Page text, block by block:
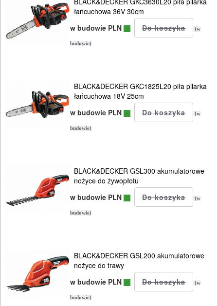
łańcuchowa 36V 30cm
w budowie PLN
(w
budowie)
BLACK&DECKER GKC1825L20 piła pilarka
łańcuchowa 18V 25cm
w budowie PLN
(w
budowie)
BLACK&DECKER GSL300 akumulatorowe
nożyce do żywopłotu
w budowie PLN
(w
budowie)
BLACK&DECKER GSL200 akumulatorowe
nożyce do trawy
w budowie PLN
(w
budowie)